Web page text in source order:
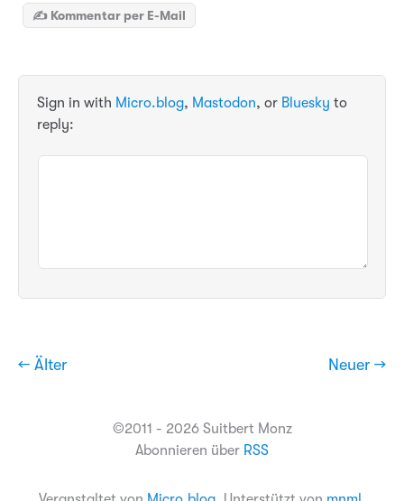
✍️ Kommentar per E-Mail
Sign in with Micro.blog, Mastodon, or Bluesky to
reply:
← Älter Neuer →
©2011 - 2026 Suitbert Monz
Abonnieren über RSS